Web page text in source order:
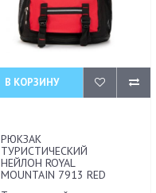
В КОРЗИНУ
РЮКЗАК
ТУРИСТИЧЕСКИЙ
НЕЙЛОН ROYAL
MOUNTAIN 7913 RED